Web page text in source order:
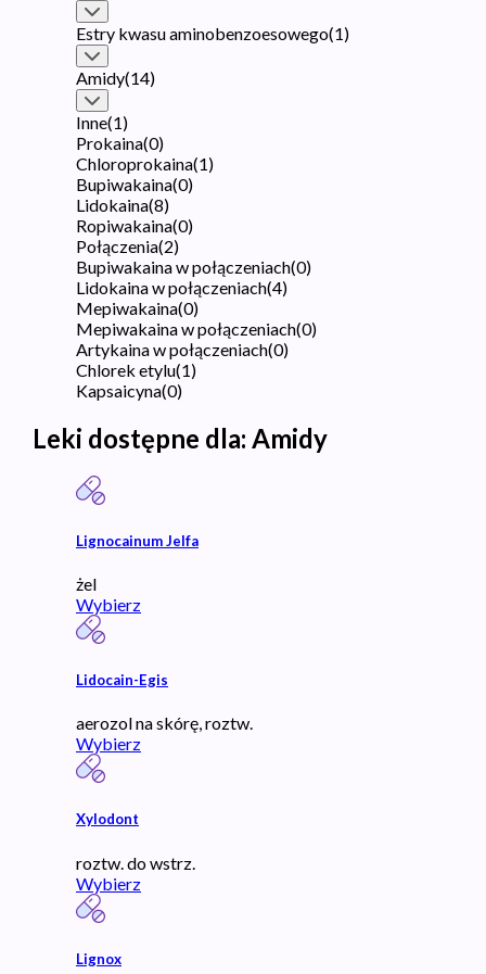
Estry kwasu aminobenzoesowego(1)
Amidy(14)
Inne(1)
Prokaina(0)
Chloroprokaina(1)
Bupiwakaina(0)
Lidokaina(8)
Ropiwakaina(0)
Połączenia(2)
Bupiwakaina w połączeniach(0)
Lidokaina w połączeniach(4)
Mepiwakaina(0)
Mepiwakaina w połączeniach(0)
Artykaina w połączeniach(0)
Chlorek etylu(1)
Kapsaicyna(0)
Leki dostępne dla: Amidy
Lignocainum Jelfa
żel
Wybierz
Lidocain-Egis
aerozol na skórę, roztw.
Wybierz
Xylodont
roztw. do wstrz.
Wybierz
Lignox